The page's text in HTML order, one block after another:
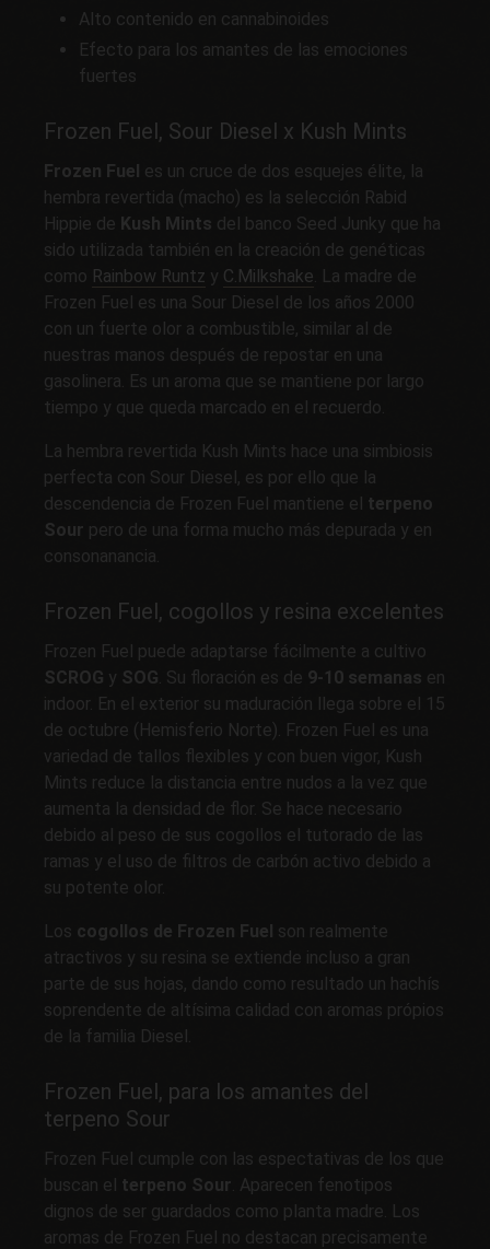
Alto contenido en cannabinoides
Efecto para los amantes de las emociones
fuertes
Frozen Fuel, Sour Diesel x Kush Mints
Frozen Fuel es un cruce de dos esquejes élite, la
hembra revertida (macho) es la selección Rabid
Hippie de Kush Mints del banco Seed Junky que ha
sido utilizada también en la creación de genéticas
como Rainbow Runtz y C.Milkshake . La madre de
Frozen Fuel es una Sour Diesel de los años 2000
con un fuerte olor a combustible, similar al de
nuestras manos después de repostar en una
gasolinera. Es un aroma que se mantiene por largo
tiempo y que queda marcado en el recuerdo.
La hembra revertida Kush Mints hace una simbiosis
perfecta con Sour Diesel, es por ello que la
descendencia de Frozen Fuel mantiene el terpeno
Sour pero de una forma mucho más depurada y en
consonanancia.
Frozen Fuel, cogollos y resina excelentes
Frozen Fuel puede adaptarse fácilmente a cultivo
SCROG y SOG . Su floración es de 9-10 semanas en
indoor. En el exterior su maduración llega sobre el 15
de octubre (Hemisferio Norte). Frozen Fuel es una
variedad de tallos flexibles y con buen vigor, Kush
Mints reduce la distancia entre nudos a la vez que
aumenta la densidad de flor. Se hace necesario
debido al peso de sus cogollos el tutorado de las
ramas y el uso de filtros de carbón activo debido a
su potente olor.
Los cogollos de Frozen Fuel son realmente
atractivos y su resina se extiende incluso a gran
parte de sus hojas, dando como resultado un hachís
soprendente de altísima calidad con aromas própios
de la familia Diesel.
Frozen Fuel, para los amantes del
terpeno Sour
Frozen Fuel cumple con las espectativas de los que
buscan el terpeno Sour . Aparecen fenotipos
dignos de ser guardados como planta madre. Los
aromas de Frozen Fuel no destacan precisamente